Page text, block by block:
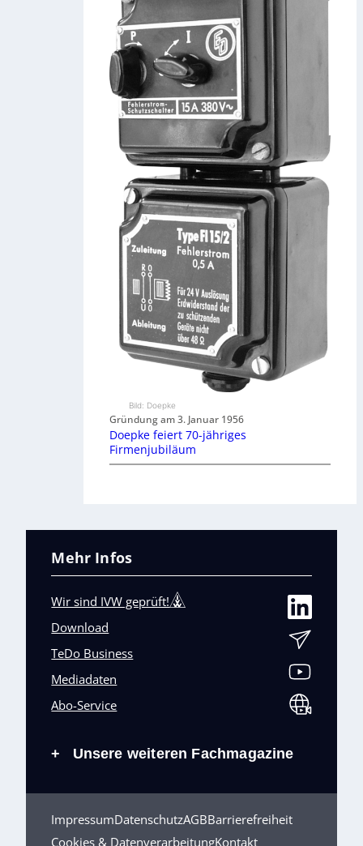
Bild: Doepke
Gründung am 3. Januar 1956
Doepke feiert 70-jähriges
Firmenjubiläum
Mehr Infos
Wir sind IVW geprüft!
Download
TeDo Business
Mediadaten
Abo-Service
+ Unsere weiteren Fachmagazine
ImpressumDatenschutzAGBBarrierefreiheit
Cookies & DatenverarbeitungKontakt